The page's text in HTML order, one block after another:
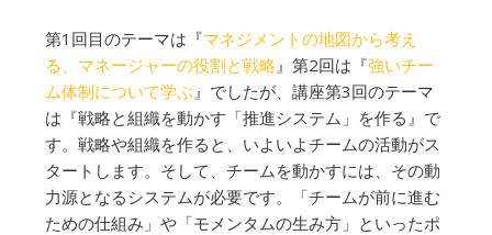
第1回目のテーマは『マネジメントの地図から考え
る、マネージャーの役割と戦略』第2回は『強いチー
ム体制について学ぶ』でしたが、講座第3回のテーマ
は『戦略と組織を動かす「推進システム」を作る』で
す。戦略や組織を作ると、いよいよチームの活動がス
タートします。そして、チームを動かすには、その動
力源となるシステムが必要です。「チームが前に進む
ための仕組み」や「モメンタムの生み方」といったポ